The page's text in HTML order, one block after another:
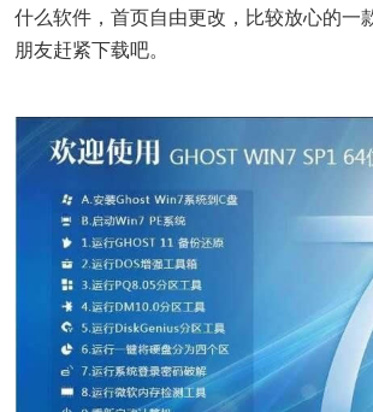
什么软件，首页自由更改，比较放心的一
朋友赶紧下载吧。